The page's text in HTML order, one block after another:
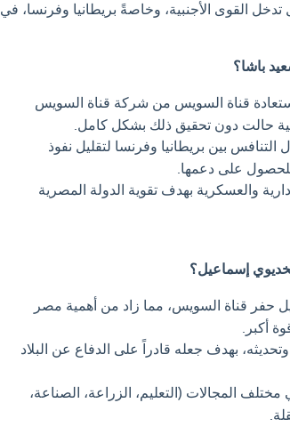
القوى الأجنبية، وخاصةً بريطانيا وفرنسا، في
باشا؟
قناة السويس من شركة قناة السويس
حالت دون تحقيق ذلك بشكل كامل.
بين بريطانيا وفرنسا لتقليل نفوذ
للحصول على دعمها.
والعسكرية بهدف تقوية الدولة المصرية
إسماعيل؟
حفر قناة السويس، مما زاد من أهمية مصر
أكبر.
بهدف جعله قادراً على الدفاع عن البلاد
المجالات (التعليم، الزراعة، الصناعة،